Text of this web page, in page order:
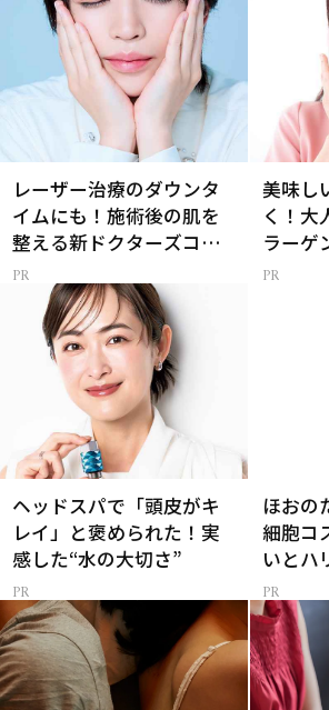
レーザー治療のダウンタ
イムにも！施術後の肌を
整える新ドクターズコス
メ
美味し
く！大
ラーゲ
ヘッドスパで「頭皮がキ
レイ」と褒められた！実
感した“水の大切さ”
ほおの
細胞コ
いとハ